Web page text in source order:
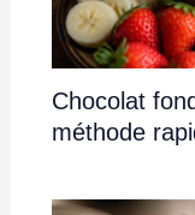
Chocolat
méthode